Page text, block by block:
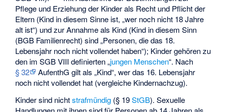
Pflege und Erziehung der Kinder als Recht und Pflicht der
Eltern (Kind in diesem Sinne ist, „wer noch nicht 18 Jahre
alt ist“) und zur Annahme als Kind (Kind in diesem Sinn
(BGB Familienrecht) sind „Personen, die das 18.
Lebensjahr noch nicht vollendet haben“); Kinder gehören zu
den im SGB VIII definierten „jungen Menschen“. Nach
§ 32
AufenthG gilt als „Kind“, wer das 16. Lebensjahr
noch nicht vollendet hat (vergleiche Kindernachzug).
Kinder sind nichtstrafmündig (§ 19StGB). Sexuelle